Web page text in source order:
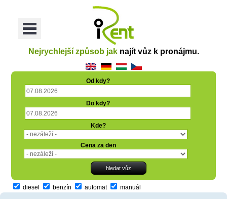
Menu
Nejrychlejší způsob jaknajít vůz k pronájmu.
Od kdy?
Do kdy?
Kde?
Cena za den
diesel benzín automat manuál